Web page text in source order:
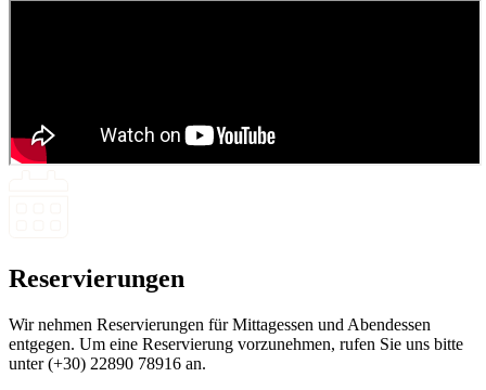
Reservierungen
Wir nehmen Reservierungen für Mittagessen und Abendessen
entgegen. Um eine Reservierung vorzunehmen, rufen Sie uns bitte
unter (+30) 22890 78916 an.